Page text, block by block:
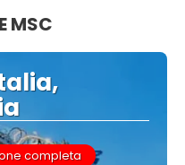
MSC
completa